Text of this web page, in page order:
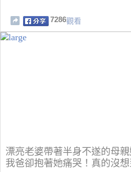
7286觀看
漂亮老婆帶著半身不遂的母
我爸卻抱著她痛哭！真的沒